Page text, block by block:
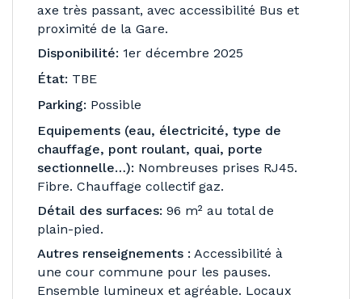
axe très passant, avec accessibilité Bus et
proximité de la Gare.
Disponibilité: 1er décembre 2025
État: TBE
Parking: Possible
Equipements (eau, électricité, type de
chauffage, pont roulant, quai, porte
sectionnelle…): Nombreuses prises RJ45.
Fibre. Chauffage collectif gaz.
Détail des surfaces: 96 m² au total de
plain-pied.
Autres renseignements : Accessibilité à
une cour commune pour les pauses.
Ensemble lumineux et agréable. Locaux